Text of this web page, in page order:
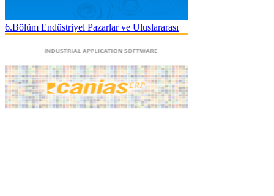
6.Bölüm Endüstriyel Pazarlar ve Uluslararası